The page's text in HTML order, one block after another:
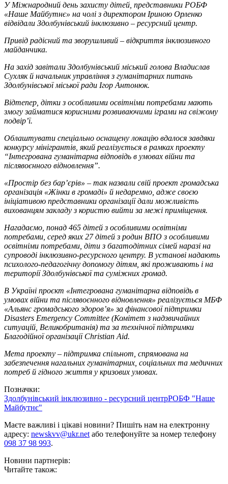
У Міжнародний день захисту дітей, представники РОБФ
«Наше Майбутнє» на чолі з директором Іриною Орленко
відвідали Здолбунівський інклюзивно – ресурсний центр.
Привід радісний та зворушливий – відкриття інклюзивного
майданчика.
На захід завітали Здолбунівський міський голова Владислав
Сухляк й начальник управління з гуманітарних питань
Здолбунівської міської ради Ігор Антонюк.
Відтепер, дітки з особливими освітніми потребами мають
змогу займатися корисними розвиваючими іграми на свіжому
подвір’ї.
Облаштувати спеціально оснащену локацію вдалося завдяки
конкурсу мінігрантів, який реалізується в рамках проекту
“Інтегрована гуманітарна відповідь в умовах війни та
післявоєнного відновлення”.
«Простір без бар’єрів» – так назвали свій проект громадська
організація «Жінки в громаді» й недаремно, адже своєю
ініціативою представники організації дали можливість
вихованцям закладу з користю вийти за межі приміщення.
Нагадаємо, понад 465 дітей з особливими освітніми
потребами, серед яких 27 дітей з родин ВПО з особливими
освітніми потребами, діти з багатодітних сімей наразі на
супроводі інклюзивно-ресурсного центру. В установі надають
психолого-педагогічну допомогу дітям, які проживають і на
території Здолбунівської та суміжних громад.
В Україні проєкт «Інтегрована гуманітарна відповідь в
умовах війни та післявоєнного відновлення» реалізується МБФ
«Альянс громадського здоров’я» за фінансової підтримки
Disasters Emergency Committee (Комітет з надзвичайних
ситуацій, Великобританія) та за технічної підтримки
Благодійної організації Christian Aid.
Мета проекту – підтримка спільнот, спрямована на
забезпечення нагальних гуманітарних, соціальних та медичних
потреб й гідного життя у кризових умовах.
Позначки:
Здолбунівський інклюзивно - ресурсний центрРОБФ "Наше
Майбутнє"
Маєте важливі і цікаві новини? Пишіть нам на електронну
адресу: newskvv@ukr.netабо телефонуйте за номер телефону
098 37 98 993.
Новини партнерів:
Читайте також: